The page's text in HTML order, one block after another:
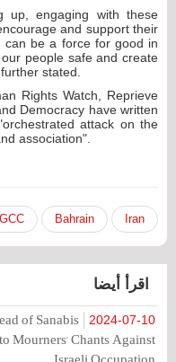
up, engaging with these
and support their
can be a force for good in
people safe and create
stated.
Rights Watch, Reprieve
Democracy have written
attack on the
association".
Iran
Bahrain
GCC
اقرأ أيضا
2024-07-10
of Sanabis
Mourners' Chants Against